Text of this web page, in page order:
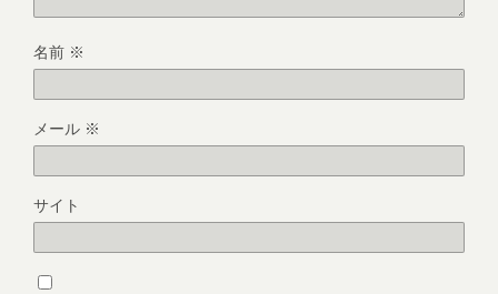
名前 ※
メール ※
サイト